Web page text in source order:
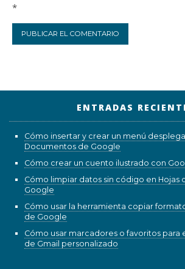
*
ENTRADAS
Cómo insertar y crear un menú
Documentos de Google
Cómo crear un cuento ilustrado con
Cómo limpiar datos sin código en Hojas
Google
Cómo usar la herramienta copiar
de Google
Cómo usar marcadores o favoritos para
de Gmail personalizado